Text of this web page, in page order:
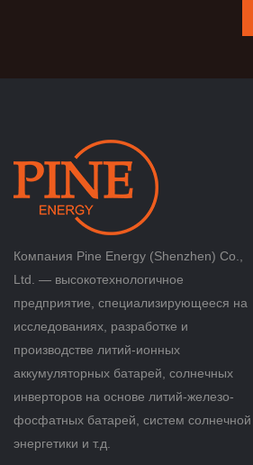
Компания Pine Energy (Shenzhen) Co.,
Ltd. — высокотехнологичное
предприятие, специализирующееся на
исследованиях, разработке и
производстве литий-ионных
аккумуляторных батарей, солнечных
инверторов на основе литий-железо-
фосфатных батарей, систем солнечной
энергетики и т.д.